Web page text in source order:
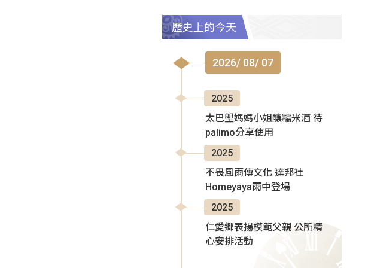
歷史上的今天
2026/ 08/ 07
2025
太巴塱媽媽小姐釀糯米酒 待
palimo分享使用
2025
不畏風雨傳文化 達邦社
Homeyaya雨中登場
2025
仁愛鄉表揚模範父親 公所精
心安排活動